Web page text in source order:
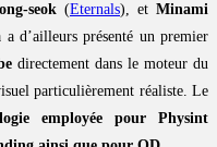
seok (Eternals), et Minami
d’ailleurs présenté un premier
directement dans le moteur du
particulièrement réaliste. Le
employée pour Physint